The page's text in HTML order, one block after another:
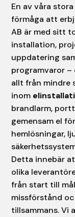
En av våra
förmåga att
AB är med sitt
installation,
uppdatering
programvaror
allt från mindre
inom
brandlarm,
gemensam el
hemlösningar,
Detta innebär
olika
från start till
missförstånd
tillsammans. Vi